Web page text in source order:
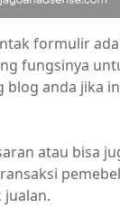
formulir
fungsinya
blog anda jika
atau bisa